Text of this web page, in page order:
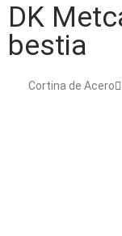
DK
bestia
Cortina de Acero